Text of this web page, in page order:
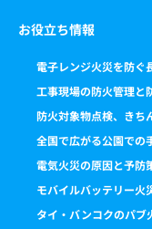
お役立ち情報
電子レンジ火災を防ぐ
工事現場の防火管理と
防火対象物点検、きち
全国で広がる公園での
電気火災の原因と予防
モバイルバッテリー火
タイ・バンコクのパブ